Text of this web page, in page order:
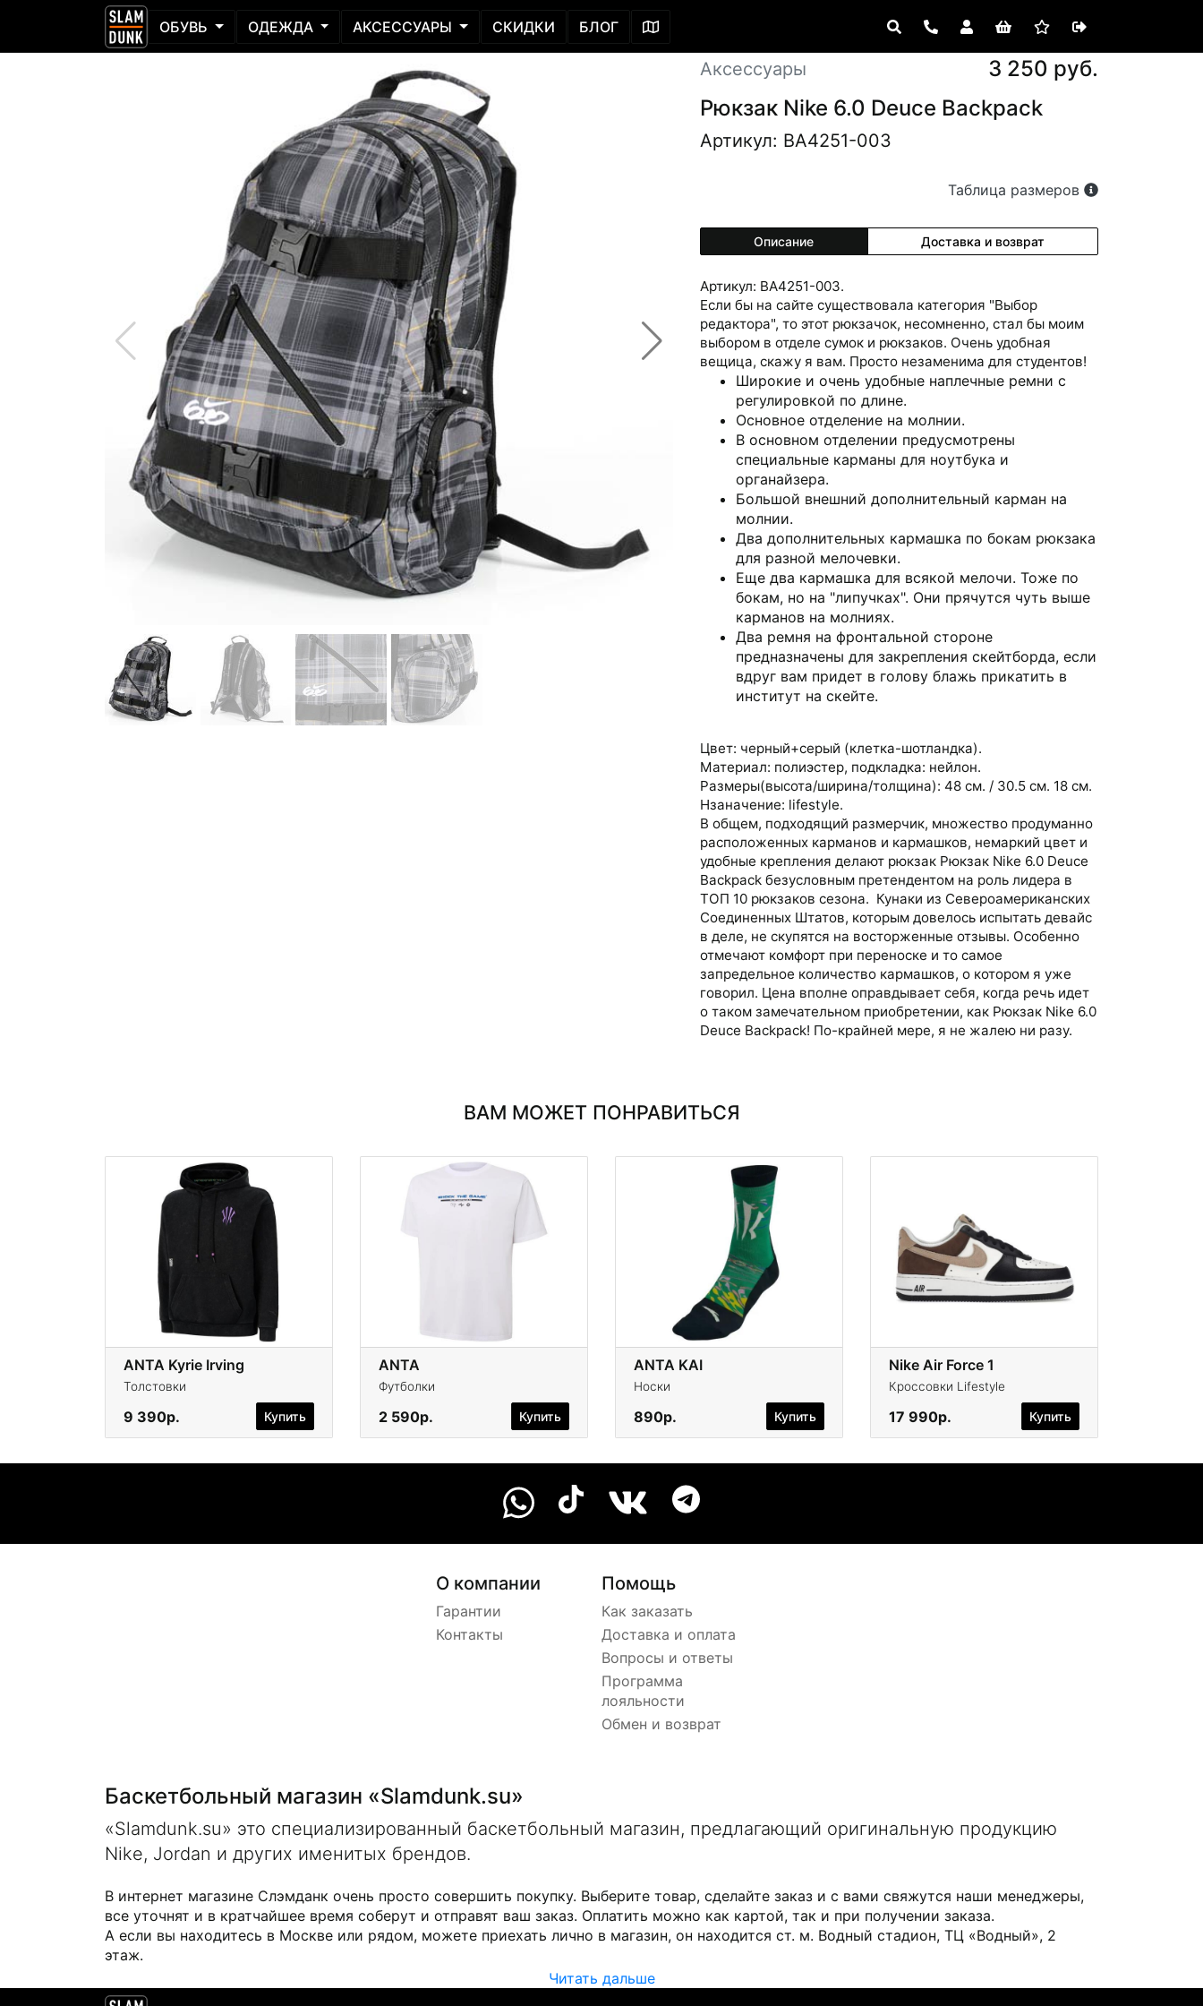
ОБУВЬ ОДЕЖДА АКСЕССУАРЫ СКИДКИ БЛОГ
Аксессуары
3 250 руб.
Рюкзак Nike 6.0 Deuce Backpack
Артикул: BA4251-003
Таблица размеров
Описание Доставка и возврат
Артикул: BA4251-003.
Если бы на сайте существовала категория "Выбор
редактора", то этот рюкзачок, несомненно, стал бы моим
выбором в отделе сумок и рюкзаков. Очень удобная
вещица, скажу я вам. Просто незаменима для студентов!
Широкие и очень удобные наплечные ремни с
регулировкой по длине.
Основное отделение на молнии.
В основном отделении предусмотрены
специальные карманы для ноутбука и
органайзера.
Большой внешний дополнительный карман на
молнии.
Два дополнительных кармашка по бокам рюкзака
для разной мелочевки.
Еще два кармашка для всякой мелочи. Тоже по
бокам, но на "липучках". Они прячутся чуть выше
карманов на молниях.
Два ремня на фронтальной стороне
предназначены для закрепления скейтборда, если
вдруг вам придет в голову блажь прикатить в
институт на скейте.
Цвет: черный+серый (клетка-шотландка).
Материал: полиэстер, подкладка: нейлон.
Размеры(высота/ширина/толщина): 48 см. / 30.5 см. 18 см.
Нзаначение: lifestyle.
В общем, подходящий размерчик, множество продуманно
расположенных карманов и кармашков, немаркий цвет и
удобные крепления делают рюкзак Рюкзак Nike 6.0 Deuce
Backpack безусловным претендентом на роль лидера в
ТОП 10 рюкзаков сезона. Кунаки из Североамериканских
Соединенных Штатов, которым довелось испытать девайс
в деле, не скупятся на восторженные отзывы. Особенно
отмечают комфорт при переноске и то самое
запредельное количество кармашков, о котором я уже
говорил. Цена вполне оправдывает себя, когда речь идет
о таком замечательном приобретении, как Рюкзак Nike 6.0
Deuce Backpack! По-крайней мере, я не жалею ни разу.
ВАМ МОЖЕТ ПОНРАВИТЬСЯ
ANTA Kyrie Irving
Толстовки
9 390р. Купить
ANTA
Футболки
2 590р. Купить
ANTA KAI
Носки
890р. Купить
Nike Air Force 1
Кроссовки Lifestyle
17 990р. Купить
О компании
Гарантии
Контакты
Помощь
Как заказать
Доставка и оплата
Вопросы и ответы
Программа
лояльности
Обмен и возврат
Баскетбольный магазин «Slamdunk.su»
«Slamdunk.su» это специализированный баскетбольный магазин, предлагающий оригинальную продукцию
Nike, Jordan и других именитых брендов.
В интернет магазине Слэмданк очень просто совершить покупку. Выберите товар, сделайте заказ и с вами свяжутся наши менеджеры,
все уточнят и в кратчайшее время соберут и отправят ваш заказ. Оплатить можно как картой, так и при получении заказа.
А если вы находитесь в Москве или рядом, можете приехать лично в магазин, он находится ст. м. Водный стадион, ТЦ «Водный», 2
этаж.
Читать дальше